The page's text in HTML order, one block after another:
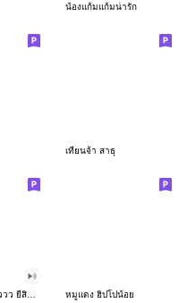
น้องแก้มแก้มน่ารัก
เทียนจ้า สาธุ
ดึ๊บ ดึ๊บ มีเสียงแน้ววว ยี่สิบสอง หมูแดง ฮิปโปน้อย